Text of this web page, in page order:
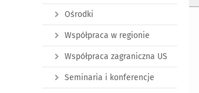
Ośrodki
Współpraca w regionie
Współpraca zagraniczna US
Seminaria i konferencje